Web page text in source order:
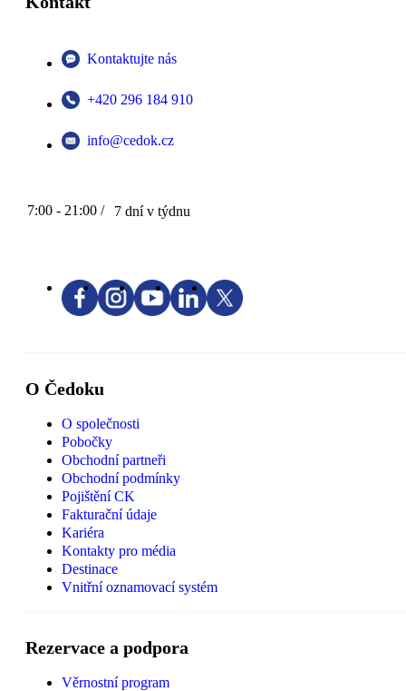
Kontaktujte nás
+420 296 184 910
info@cedok.cz
7:00 - 21:00 / 7 dní v týdnu
O Čedoku
O společnosti
Pobočky
Obchodní partneři
Obchodní podmínky
Pojištění CK
Fakturační údaje
Kariéra
Kontakty pro média
Destinace
Vnitřní oznamovací systém
Rezervace a podpora
Věrnostní program